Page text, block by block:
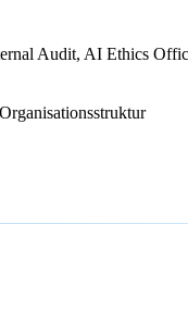
Audit, AI Ethics